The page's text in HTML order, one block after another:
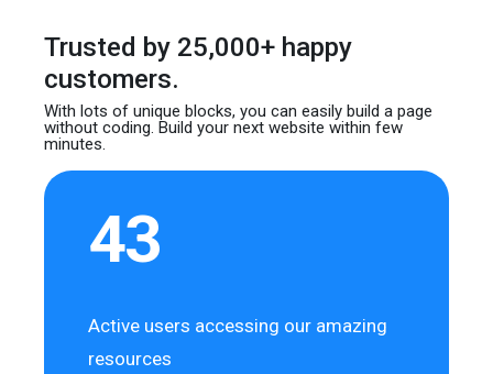
Trusted by 25,000+ happy
customers.
With lots of unique blocks, you can easily builda page
without coding. Build your next websitewithin few
minutes.
43
Active users accessing our amazing
resources